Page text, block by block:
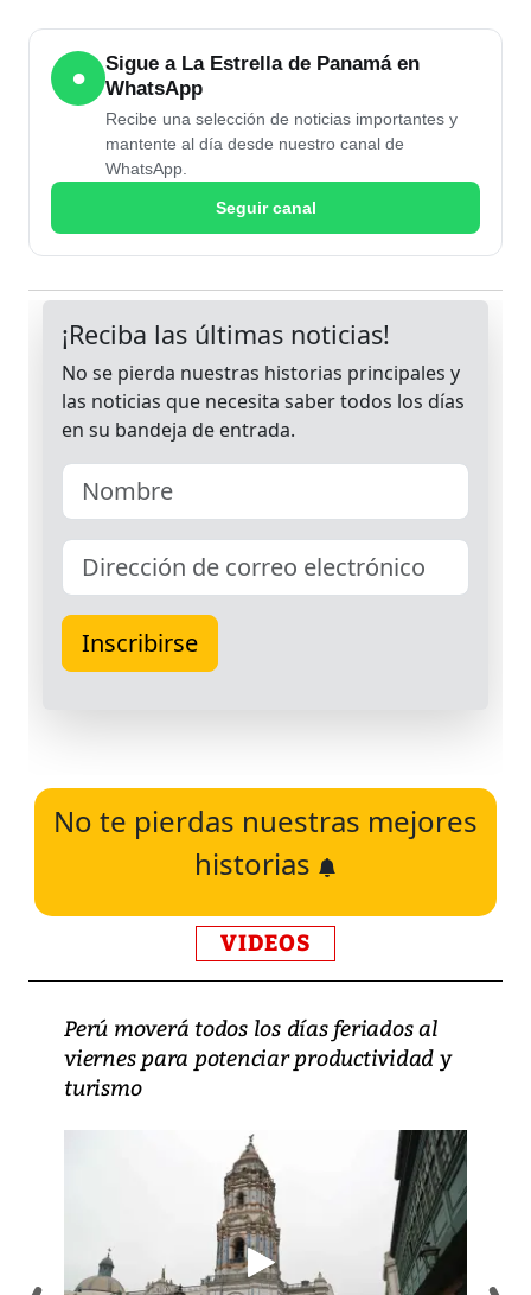
●
Sigue a La Estrella de Panamá en
WhatsApp
Recibe una selección de noticias importantes y
mantente al día desde nuestro canal de
WhatsApp.
Seguir canal
No te pierdas nuestras mejores
historias
VIDEOS
Perú moverá todos los días feriados al
viernes para potenciar productividad y
turismo